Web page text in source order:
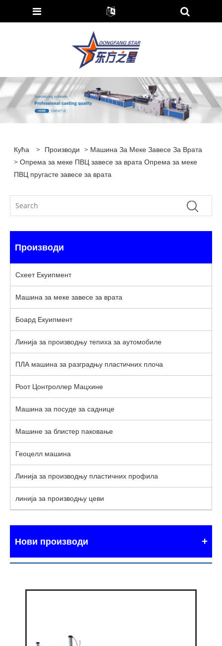
Кућа > Производи > Машина За Меке Завесе За Врата
> Опрема за меке ПВЦ завесе за врата Опрема за меке
ПВЦ пругасте завесе за врата
Производи
Схеет Екуипмент
Машина за меке завесе за врата
Боард Екуипмент
Линија за производњу тепиха за аутомобиле
ПЛА машина за разградњу пластичних плоча
Роот Цонтроллер Мацхине
Машина за посуде за саднице
Машине за блистер паковање
Геоцелл машина
Линија за производњу пластичних профила
линија за производњу цеви
Нови производи